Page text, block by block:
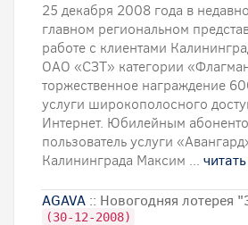
25 декабря 2008 года в
главном региональном
работе с клиентами
ОАО «СЗТ» категории
торжественное награждение
услуги широкополосного
Интернет. Юбилейным
пользователь услуги
Калининграда Максим ...
AGAVA :: Новогодняя лотерея
(30-12-2008)